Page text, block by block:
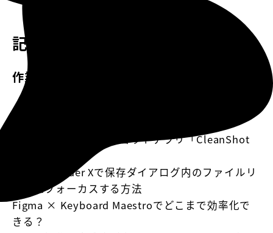
記事一覧
作業効率化
【2026年版】Karabiner-Elementsで実現する右
高機能なスクリーンショットアプリ「CleanShot
Default Folder Xで保存ダイアログ内のファイルリ
ストにフォーカスする方法
Figma × Keyboard Maestroでどこまで効率化で
きる？